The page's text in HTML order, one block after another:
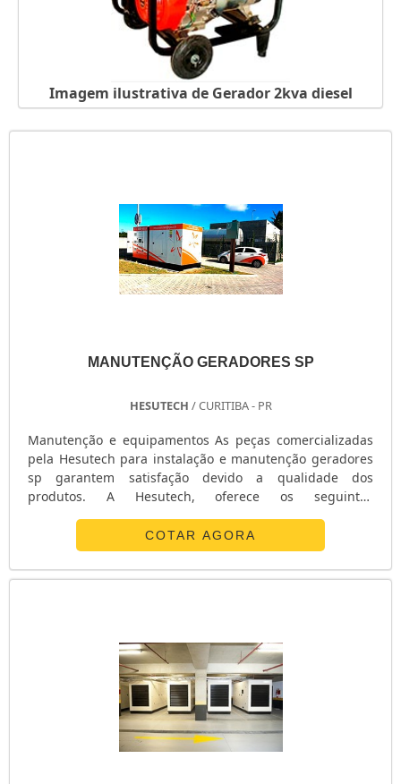
Imagem ilustrativa de Gerador 2kva diesel
MANUTENÇÃO GERADORES SP
HESUTECH / CURITIBA - PR
Manutenção e equipamentos As peças comercializadas
pela Hesutech para instalação e manutenção geradores
sp garantem satisfação devido a qualidade dos
produtos. A Hesutech, oferece os seguintes
Reguladores; - Placas; - Excitatrizes; - E demais linha de
componentes. Peças disponíveis para venda - Dimmer:
Para variação de intensidade da corrente elétrica média
COTAR AGORA